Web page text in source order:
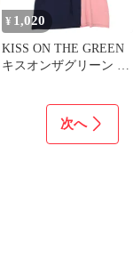
¥ 1,020
KISS ON THE GREEN
キスオンザグリーン 春
ディース ゴルフ
次へ